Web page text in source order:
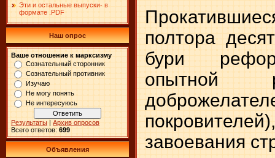
Эти и остальные выпуски- в
формате .PDF
Наш опрос
Ваше отношение к марксизму
Сознательный сторонник
Сознательный противник
Изучаю
Не могу понять
Не интересуюсь
Результаты | Архив опросов
Всего ответов: 699
Объявления
полтора
бури
опытной
завоевания